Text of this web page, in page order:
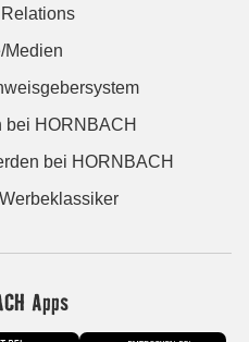
Relations
Medien
bei HORNBACH
bei HORNBACH
Apps